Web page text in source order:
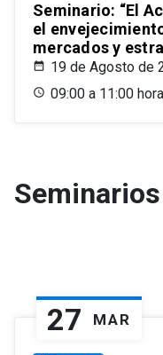
Seminario: “El
el
mercados y
19 de Agosto de
09:00 a 11:00
Seminarios
27 MAR